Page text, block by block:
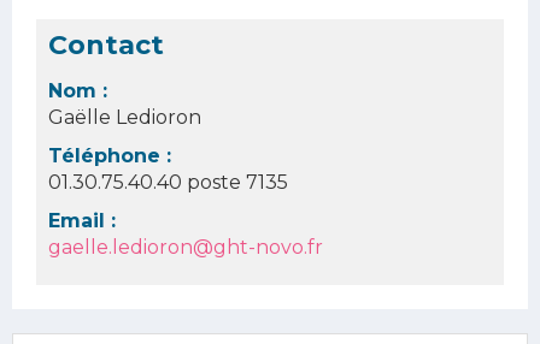
Contact
Nom :
Gaëlle Ledioron
Téléphone :
01.30.75.40.40 poste 7135
Email :
gaelle.ledioron@ght-novo.fr